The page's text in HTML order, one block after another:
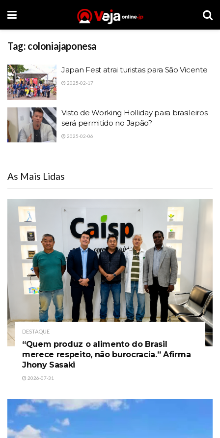
Tag: coloniajaponesa
Japan Fest atrai turistas para São Vicente
2025-02-17
Visto de Working Holliday para brasileiros
será permitido no Japão?
2025-02-06
As Mais Lidas
DESTAQUE
“Quem produz o alimento do Brasil
merece respeito, não burocracia.” Afirma
Jhony Sasaki
2026-07-31